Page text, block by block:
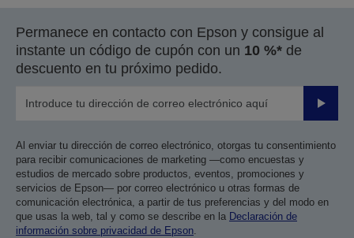
Permanece en contacto con Epson y consigue al
instante un código de cupón con un 10 %* de
descuento en tu próximo pedido.
Enviar
Al enviar tu dirección de correo electrónico, otorgas tu consentimiento
para recibir comunicaciones de marketing —como encuestas y
estudios de mercado sobre productos, eventos, promociones y
servicios de Epson— por correo electrónico u otras formas de
comunicación electrónica, a partir de tus preferencias y del modo en
que usas la web, tal y como se describe en la Declaración de
información sobre privacidad de Epson.